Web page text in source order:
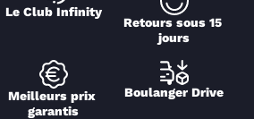
Le Club Infinity
Retours sous 15
jours
Meilleurs prix
garantis
Boulanger Drive